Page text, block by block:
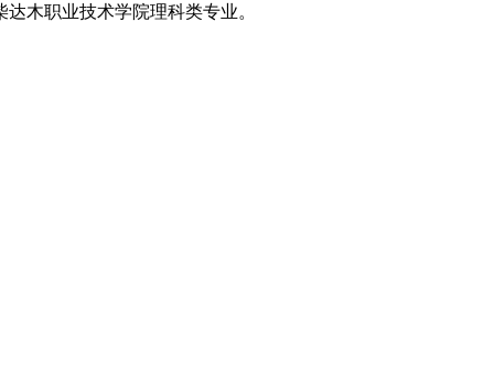
木职业技术学院理科类专业。